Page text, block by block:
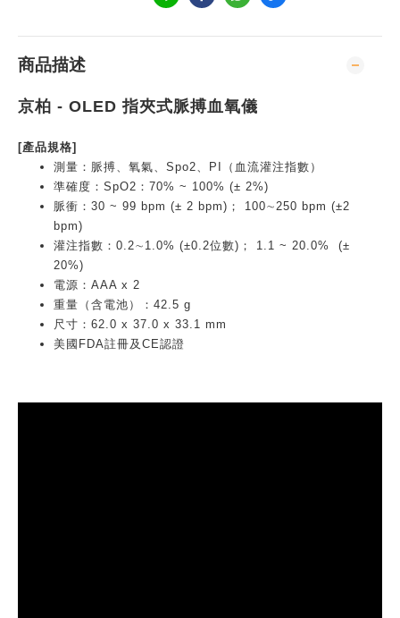
商品描述
京柏 - OLED 指夾式脈搏血氧儀
[產品規格]
測量：脈搏、氧氣、Spo2、PI（血流灌注指數）
準確度：SpO2：70% ~ 100% (± 2%)
脈衝：30 ~ 99 bpm (± 2 bpm)； 100∼250 bpm (±2
bpm)
灌注指數：0.2∼1.0% (±0.2位數)； 1.1 ~ 20.0% (±
20%)
電源：AAA x 2
重量（含電池）：42.5 g
尺寸：62.0 x 37.0 x 33.1 mm
美國FDA註冊及CE認證